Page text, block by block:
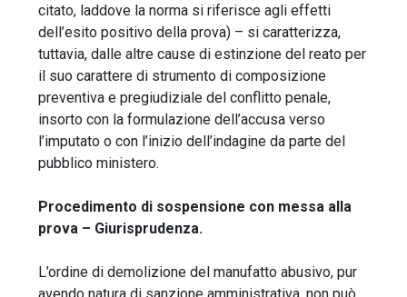
citato, laddove la norma si riferisce agli effetti
dell’esito positivo della prova) – si caratterizza,
tuttavia, dalle altre cause di estinzione del reato per
il suo carattere di strumento di composizione
preventiva e pregiudiziale del conflitto penale,
insorto con la formulazione dell’accusa verso
l’imputato o con l’inizio dell’indagine da parte del
pubblico ministero.
Procedimento di sospensione con messa alla
prova – Giurisprudenza.
L’ordine di demolizione del manufatto abusivo, pur